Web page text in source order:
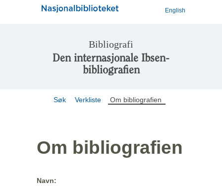
English
Bibliografi
Den internasjonale Ibsen-
bibliografien
Søk Verkliste Om bibliografien
Om bibliografien
Navn: